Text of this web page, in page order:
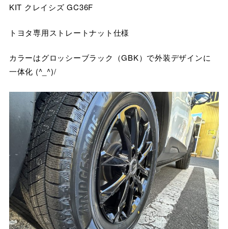
KIT クレイシズ GC36F
トヨタ専用ストレートナット仕様
カラーはグロッシーブラック（GBK）で外装デザインに
一体化 (^_^)/